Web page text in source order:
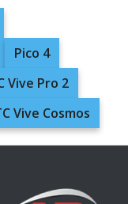
Pico 4
Vive Pro 2
Vive Cosmos